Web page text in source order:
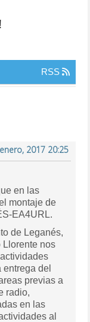
RSS
2017 20:25
en las
montaje de
EA4URL.
de Leganés,
Llorente nos
del
previas a
radio,
en las
al